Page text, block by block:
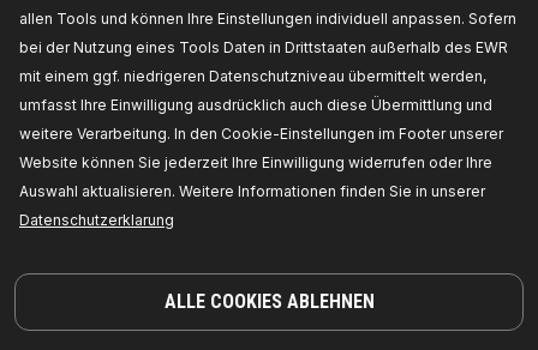
allen Tools und können Ihre Einstellungen individuell anpassen. Sofern
bei der Nutzung eines Tools Daten in Drittstaaten außerhalb des EWR
mit einem ggf. niedrigeren Datenschutzniveau übermittelt werden,
umfasst Ihre Einwilligung ausdrücklich auch diese Übermittlung und
weitere Verarbeitung. In den Cookie-Einstellungen im Footer unserer
Website können Sie jederzeit Ihre Einwilligung widerrufen oder Ihre
Auswahl aktualisieren. Weitere Informationen finden Sie in unserer
Datenschutzerklarung
ALLE COOKIES ABLEHNEN
TEILE, AUF DIE SIE SICH VERLASSEN KÖNNEN
© 2026 | RIDEX GMBH